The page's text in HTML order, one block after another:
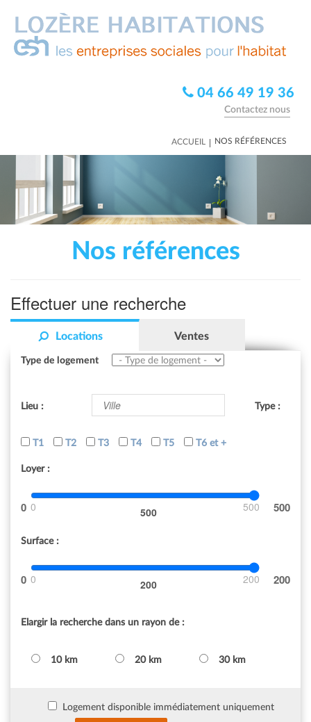
04 66 49 19 36
Contactez nous
ACCUEIL | NOS RÉFÉRENCES
Nos références
Effectuer une recherche
Locations Ventes
Type de logement
Lieu : Type :
T1 T2 T3 T4 T5 T6 et +
Loyer :
0 500 500
Surface :
0 200 200
Elargir la recherche dans un rayon de :
10 km 20 km 30 km
Logement disponible immédiatement uniquement